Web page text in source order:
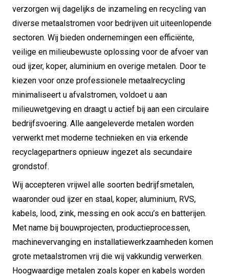
verzorgen wij dagelijks de inzameling en recycling van
diverse metaalstromen voor bedrijven uit uiteenlopende
sectoren. Wij bieden ondernemingen een efficiënte,
veilige en milieubewuste oplossing voor de afvoer van
oud ijzer, koper, aluminium en overige metalen. Door te
kiezen voor onze professionele metaalrecycling
minimaliseert u afvalstromen, voldoet u aan
milieuwetgeving en draagt u actief bij aan een circulaire
bedrijfsvoering. Alle aangeleverde metalen worden
verwerkt met moderne technieken en via erkende
recyclagepartners opnieuw ingezet als secundaire
grondstof.
Wij accepteren vrijwel alle soorten bedrijfsmetalen,
waaronder oud ijzer en staal, koper, aluminium, RVS,
kabels, lood, zink, messing en ook accu’s en batterijen.
Met name bij bouwprojecten, productieprocessen,
machinevervanging en installatiewerkzaamheden komen
grote metaalstromen vrij die wij vakkundig verwerken.
Hoogwaardige metalen zoals koper en kabels worden